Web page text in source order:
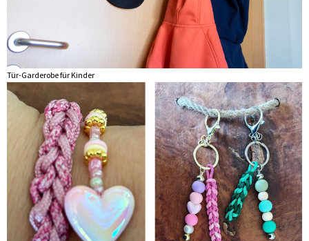
Tür-Garderobe für Kinder